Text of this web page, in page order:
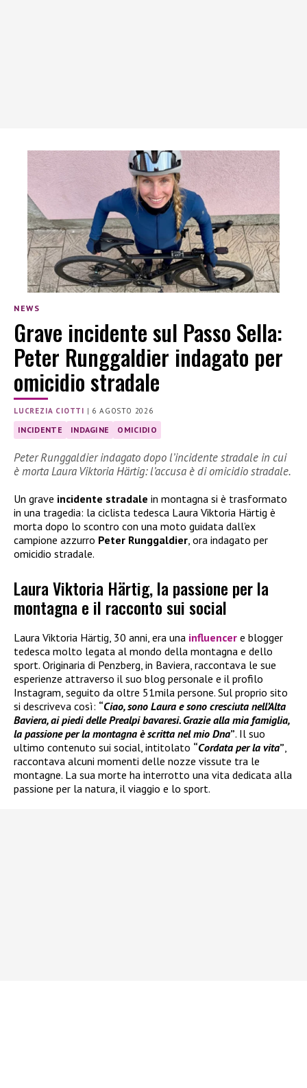
NEWS
Grave incidente sul Passo Sella:
Peter Runggaldier indagato per
omicidio stradale
LUCREZIA CIOTTI | 6 AGOSTO 2026
INCIDENTE INDAGINE OMICIDIO
Peter Runggaldier indagato dopo l’incidente stradale in cui
è morta Laura Viktoria Härtig: l’accusa è di omicidio stradale.
Un grave incidente stradale in montagna si è trasformato
in una tragedia: la ciclista tedesca Laura Viktoria Härtig è
morta dopo lo scontro con una moto guidata dall’ex
campione azzurro Peter Runggaldier , ora indagato per
omicidio stradale.
Laura Viktoria Härtig, la passione per la
montagna e il racconto sui social
Laura Viktoria Härtig, 30 anni, era una influencer e blogger
tedesca molto legata al mondo della montagna e dello
sport. Originaria di Penzberg, in Baviera, raccontava le sue
esperienze attraverso il suo blog personale e il profilo
Instagram, seguito da oltre 51mila persone. Sul proprio sito
si descriveva così: “Ciao, sono Laura e sono cresciuta nell’Alta
Baviera, ai piedi delle Prealpi bavaresi. Grazie alla mia famiglia,
la passione per la montagna è scritta nel mio Dna”. Il suo
ultimo contenuto sui social, intitolato “Cordata per la vita”,
raccontava alcuni momenti delle nozze vissute tra le
montagne. La sua morte ha interrotto una vita dedicata alla
passione per la natura, il viaggio e lo sport.